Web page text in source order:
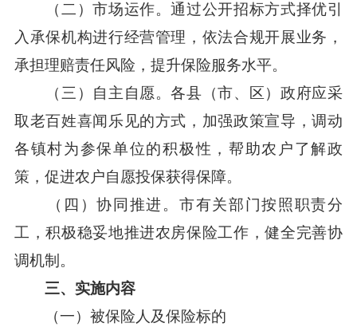
（二）市场运作。通过公开招标方式择优引
入承保机构进行经营管理，依法合规开展业务，
承担理赔责任风险，提升保险服务水平。
（三）自主自愿。各县（市、区）政府应采
取老百姓喜闻乐见的方式，加强政策宣导，调动
各镇村为参保单位的积极性，帮助农户了解政
策，促进农户自愿投保获得保障。
（四）协同推进。市有关部门按照职责分
工，积极稳妥地推进农房保险工作，健全完善协
调机制。
三、实施内容
（一）被保险人及保险标的